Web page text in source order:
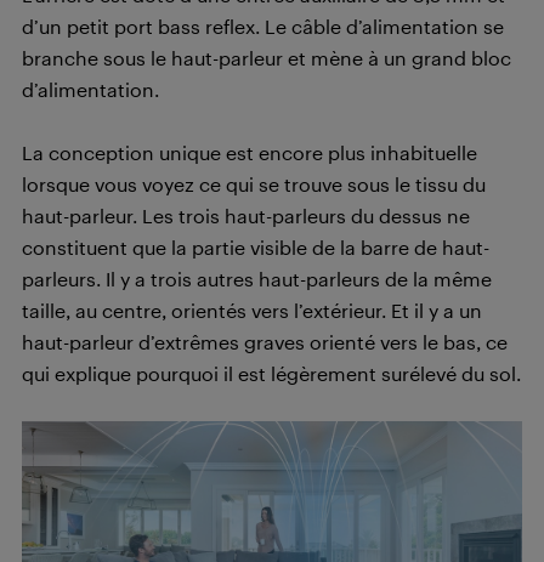
d’un petit port bass reflex. Le câble d’alimentation se
branche sous le haut-parleur et mène à un grand bloc
d’alimentation.
La conception unique est encore plus inhabituelle
lorsque vous voyez ce qui se trouve sous le tissu du
haut-parleur. Les trois haut-parleurs du dessus ne
constituent que la partie visible de la barre de haut-
parleurs. Il y a trois autres haut-parleurs de la même
taille, au centre, orientés vers l’extérieur. Et il y a un
haut-parleur d’extrêmes graves orienté vers le bas, ce
qui explique pourquoi il est légèrement surélevé du sol.